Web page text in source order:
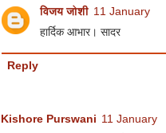
विजय जोशी 11 January
हार्दिक आभार। सादर
Reply
Kishore Purswani 11 January